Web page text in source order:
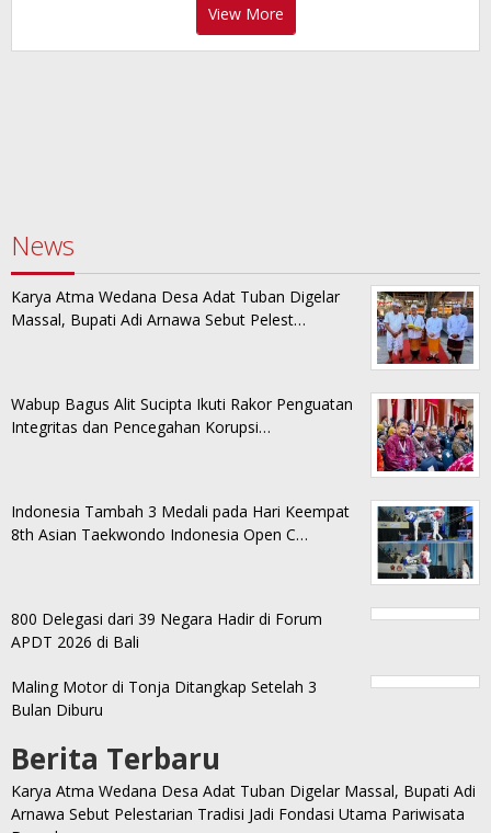
View More
News
Karya Atma Wedana Desa Adat Tuban Digelar
Massal, Bupati Adi Arnawa Sebut Pelest…
Wabup Bagus Alit Sucipta Ikuti Rakor Penguatan
Integritas dan Pencegahan Korupsi…
Indonesia Tambah 3 Medali pada Hari Keempat
8th Asian Taekwondo Indonesia Open C…
800 Delegasi dari 39 Negara Hadir di Forum
APDT 2026 di Bali
Maling Motor di Tonja Ditangkap Setelah 3
Bulan Diburu
Berita Terbaru
Karya Atma Wedana Desa Adat Tuban Digelar Massal, Bupati Adi
Arnawa Sebut Pelestarian Tradisi Jadi Fondasi Utama Pariwisata